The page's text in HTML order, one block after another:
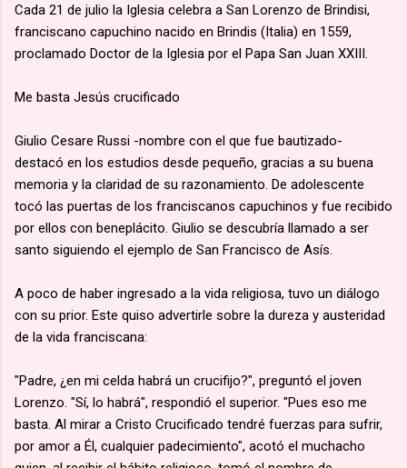
Cada 21 de julio la Iglesia celebra a San Lorenzo de Brindisi,
franciscano capuchino nacido en Brindis (Italia) en 1559,
proclamado Doctor de la Iglesia por el Papa San Juan XXIII.
Me basta Jesús crucificado
Giulio Cesare Russi -nombre con el que fue bautizado-
destacó en los estudios desde pequeño, gracias a su buena
memoria y la claridad de su razonamiento. De adolescente
tocó las puertas de los franciscanos capuchinos y fue recibido
por ellos con beneplácito. Giulio se descubría llamado a ser
santo siguiendo el ejemplo de San Francisco de Asís.
A poco de haber ingresado a la vida religiosa, tuvo un diálogo
con su prior. Este quiso advertirle sobre la dureza y austeridad
de la vida franciscana:
"Padre, ¿en mi celda habrá un crucifijo?", preguntó el joven
Lorenzo. "Sí, lo habrá", respondió el superior. "Pues eso me
basta. Al mirar a Cristo Crucificado tendré fuerzas para sufrir,
por amor a Él, cualquier padecimiento", acotó el muchacho